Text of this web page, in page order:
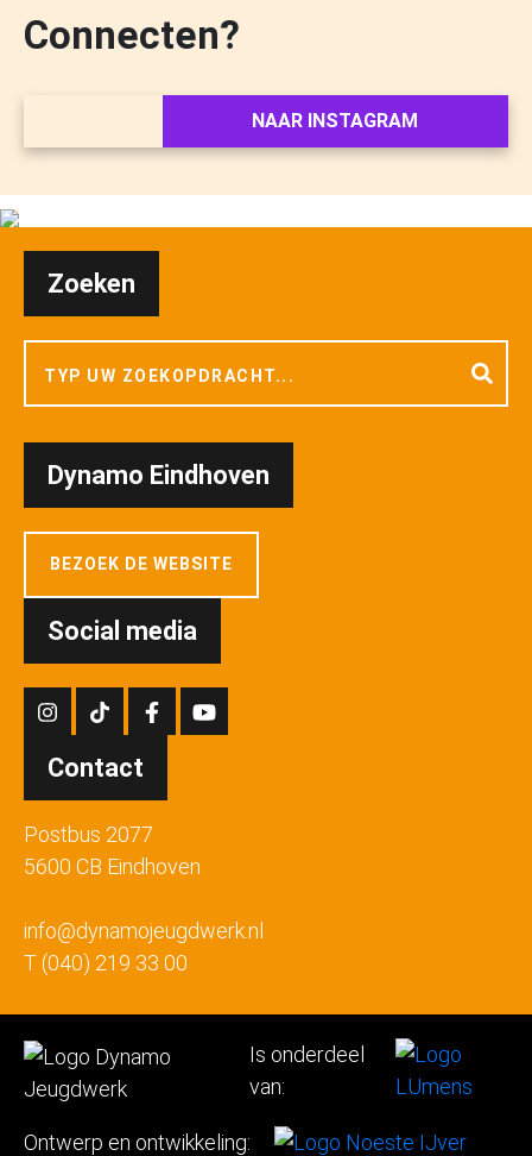
Connecten?
NAAR INSTAGRAM
Zoeken
Dynamo Eindhoven
BEZOEK DE WEBSITE
Social media
Contact
Postbus 2077
5600 CB Eindhoven
info@dynamojeugdwerk.nl
T (040) 219 33 00
Is onderdeel
van:
Ontwerp en ontwikkeling: